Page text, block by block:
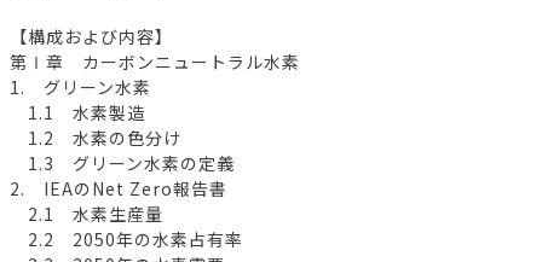
【構成および内容】
第Ⅰ章 カーボンニュートラル水素
1. グリーン水素
1.1 水素製造
1.2 水素の色分け
1.3 グリーン水素の定義
2. IEAのNet Zero報告書
2.1 水素生産量
2.2 2050年の水素占有率